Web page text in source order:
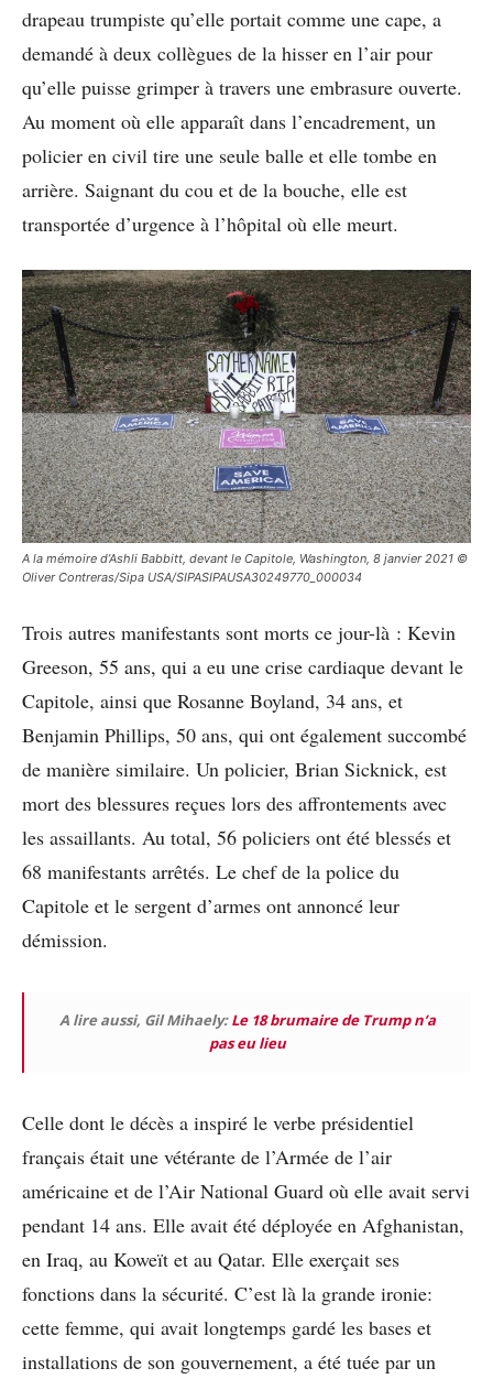
drapeau trumpiste qu’elle portait comme une cape, a
demandé à deux collègues de la hisser en l’air pour
qu’elle puisse grimper à travers une embrasure ouverte.
Au moment où elle apparaît dans l’encadrement, un
policier en civil tire une seule balle et elle tombe en
arrière. Saignant du cou et de la bouche, elle est
transportée d’urgence à l’hôpital où elle meurt.
A la mémoire d’Ashli Babbitt, devant le Capitole, Washington, 8 janvier 2021 ©
Oliver Contreras/Sipa USA/SIPASIPAUSA30249770_000034
Trois autres manifestants sont morts ce jour-là : Kevin
Greeson, 55 ans, qui a eu une crise cardiaque devant le
Capitole, ainsi que Rosanne Boyland, 34 ans, et
Benjamin Phillips, 50 ans, qui ont également succombé
de manière similaire. Un policier, Brian Sicknick, est
mort des blessures reçues lors des affrontements avec
les assaillants. Au total, 56 policiers ont été blessés et
68 manifestants arrêtés. Le chef de la police du
Capitole et le sergent d’armes ont annoncé leur
démission.
A lire aussi, Gil Mihaely:Le 18 brumaire de Trump n’a
pas eu lieu
Celle dont le décès a inspiré le verbe présidentiel
français était une vétérante de l’Armée de l’air
américaine et de l’Air National Guard où elle avait servi
pendant 14 ans. Elle avait été déployée en Afghanistan,
en Iraq, au Koweït et au Qatar. Elle exerçait ses
fonctions dans la sécurité. C’est là la grande ironie:
cette femme, qui avait longtemps gardé les bases et
installations de son gouvernement, a été tuée par un